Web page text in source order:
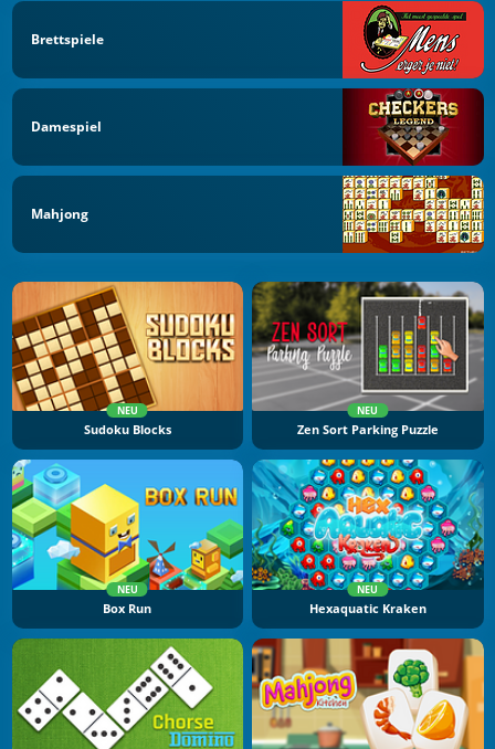
Brettspiele
Damespiel
Mahjong
NEU
Sudoku Blocks
NEU
Zen Sort Parking Puzzle
NEU
Box Run
NEU
Hexaquatic Kraken